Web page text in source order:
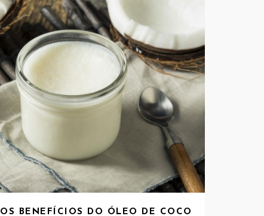
OS BENEFÍCIOS DO ÓLEO DE COCO